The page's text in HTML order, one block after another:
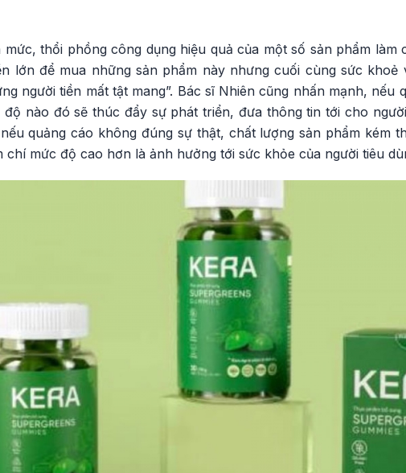
mức, thổi phồng công dụng hiệu quả của một số sản phẩm
lớn để mua những sản phẩm này nhưng cuối cùng sức khoẻ
người tiền mất tật mang”. Bác sĩ Nhiên cũng nhấn mạnh, nếu
nào đó sẽ thúc đẩy sự phát triển, đưa thông tin tới cho
quảng cáo không đúng sự thật, chất lượng sản phẩm kém
chí mức độ cao hơn là ảnh hưởng tới sức khỏe của người tiêu